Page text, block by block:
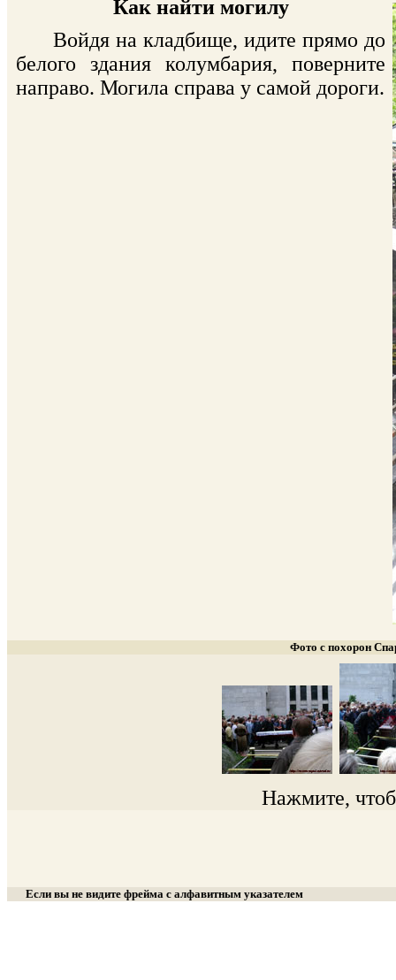
Как найти могилу
Войдя на кладбище, идите прямо до
белого здания колумбария, поверните
направо. Могила справа у самой дороги.
Фото с похорон
Нажмите,
Если вы не видите фрейма с алфавитным указателем